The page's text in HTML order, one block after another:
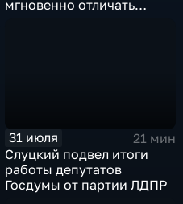
мгновенно отличать
31 июля
21 мин
Слуцкий подвел итоги
работы депутатов
Госдумы от партии ЛДПР